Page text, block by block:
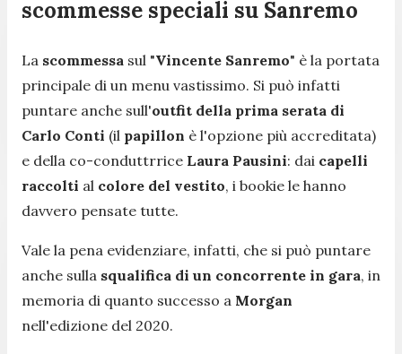
scommesse speciali su Sanremo
La scommessa sul "Vincente Sanremo" è la portata
principale di un menu vastissimo. Si può infatti
puntare anche sull'outfit della prima serata di
Carlo Conti (il papillon è l'opzione più accreditata)
e della co-conduttrrice Laura Pausini: dai capelli
raccolti al colore del vestito, i bookie le hanno
davvero pensate tutte.
Vale la pena evidenziare, infatti, che si può puntare
anche sulla squalifica di un concorrente in gara, in
memoria di quanto successo a Morgan
nell'edizione del 2020.